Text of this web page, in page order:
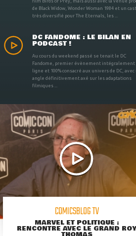
de Black Widow, Wonder Woman 1984 et un
très diversifié pour The Eternals, les ...
DC FANDOME : LE BILAN EN
PODCAST !
Au cours du weekend passé se tenait le DC
Fandome, premier évènement intégralement
ligne et 100% consacré aux univers de DC, avec
angle définitivement axé sur les adaptations
filmiques ...
COMICSBLOG TV
MARVEL ET POLITIQUE :
RENCONTRE AVEC LE GRAND ROY